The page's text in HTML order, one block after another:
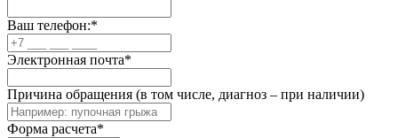
Ваш телефон:*
Электронная почта*
Причина обращения (в том числе, диагноз – при наличии)
Форма расчета*